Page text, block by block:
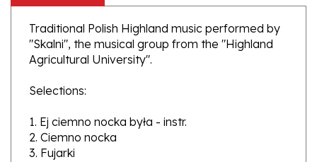
Traditional Polish Highland music performed by
"Skalni", the musical group from the "Highland
Agricultural University".
Selections:
2. Ciemno nocka
3. Fujarki
4. Idzie Janko lasem